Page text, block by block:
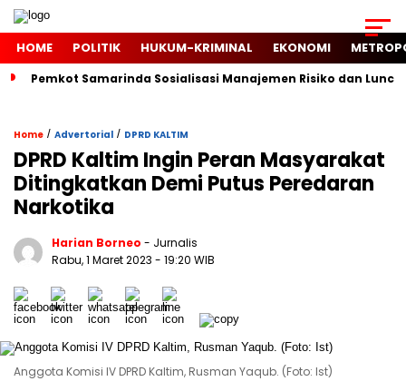
HOME POLITIK HUKUM-KRIMINAL EKONOMI
Pemkot Samarinda Sosialisasi Manajemen Risiko dan
Home / Advertorial / DPRD KALTIM
DPRD Kaltim Ingin Peran Masyarakat
Ditingkatkan Demi Putus Peredaran
Narkotika
Harian Borneo - Jurnalis
Rabu, 1 Maret 2023 - 19:20 WIB
Anggota Komisi IV DPRD Kaltim, Rusman Yaqub. (Foto: Ist)